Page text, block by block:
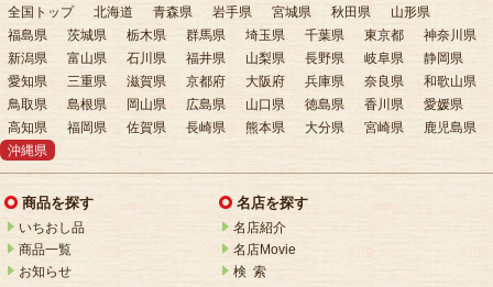
全国トップ 北海道 青森県 岩手県 宮城県 秋田県
山形県
福島県
茨城県 栃木県 群馬県 埼玉県 千葉県 東京都
神奈川県
新潟県
富山県 石川県 福井県 山梨県 長野県 岐阜県
静岡県
愛知県
三重県 滋賀県 京都府 大阪府 兵庫県 奈良県
和歌山県
鳥取県
島根県 岡山県 広島県 山口県 徳島県 香川県
愛媛県
高知県
福岡県 佐賀県 長崎県 熊本県 大分県 宮崎県
鹿児島県
沖縄県
商品を探す
いちおし品
商品一覧
お知らせ
名店を探す
名店紹介
名店Movie
検 索